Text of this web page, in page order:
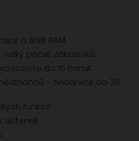
a 8GB RAM
počet zákazníků.
do 15 minut.
- zvládnete do 30
funkcí!
účtenek